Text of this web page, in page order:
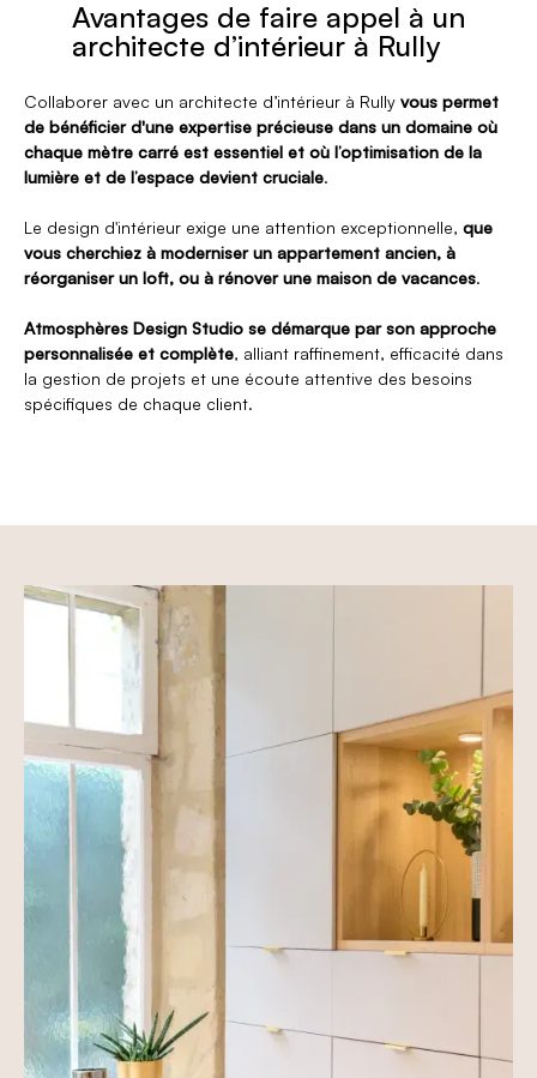
Avantages de faire appel à un
architecte d’intérieur à Rully
Collaborer avec un architecte d’intérieur à Rully vous permet
de bénéficier d'une expertise précieuse dans un domaine où
chaque mètre carré est essentiel et où l’optimisation de la
lumière et de l’espace devient cruciale.
Le design d'intérieur exige une attention exceptionnelle, que
vous cherchiez à moderniser un appartement ancien, à
réorganiser un loft, ou à rénover une maison de vacances.
Atmosphères Design Studio se démarque par son approche
personnalisée et complète, alliant raffinement, efficacité dans
la gestion de projets et une écoute attentive des besoins
spécifiques de chaque client.